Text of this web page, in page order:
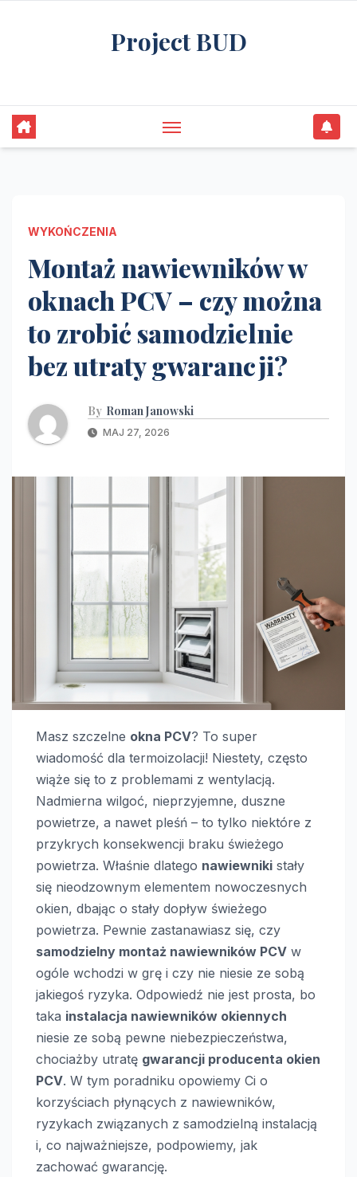
Project BUD
WYKOŃCZENIA
Montaż nawiewników w
oknach PCV – czy można
to zrobić samodzielnie
bez utraty gwarancji?
By Roman Janowski
MAJ 27, 2026
Masz szczelne okna PCV? To super
wiadomość dla termoizolacji! Niestety, często
wiąże się to z problemami z wentylacją.
Nadmierna wilgoć, nieprzyjemne, duszne
powietrze, a nawet pleśń – to tylko niektóre z
przykrych konsekwencji braku świeżego
powietrza. Właśnie dlatego nawiewniki stały
się nieodzownym elementem nowoczesnych
okien, dbając o stały dopływ świeżego
powietrza. Pewnie zastanawiasz się, czy
samodzielny montaż nawiewników PCV w
ogóle wchodzi w grę i czy nie niesie ze sobą
jakiegoś ryzyka. Odpowiedź nie jest prosta, bo
taka instalacja nawiewników okiennych
niesie ze sobą pewne niebezpieczeństwa,
chociażby utratę gwarancji producenta okien
PCV. W tym poradniku opowiemy Ci o
korzyściach płynących z nawiewników,
ryzykach związanych z samodzielną instalacją
i, co najważniejsze, podpowiemy, jak
zachować gwarancję.